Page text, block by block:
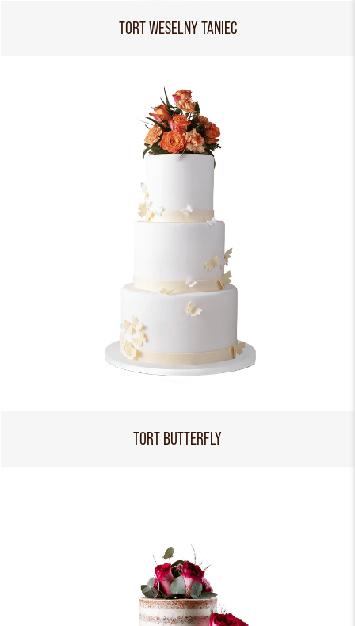
TORT WESELNY TANIEC
TORT BUTTERFLY